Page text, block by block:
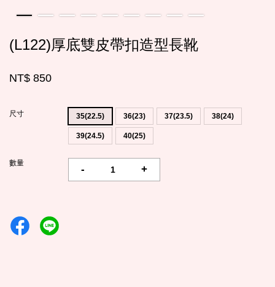
(L122)厚底雙皮帶扣造型長靴
NT$ 850
尺寸 35(22.5) 36(23) 37(23.5) 38(24)
39(24.5) 40(25)
數量
- +